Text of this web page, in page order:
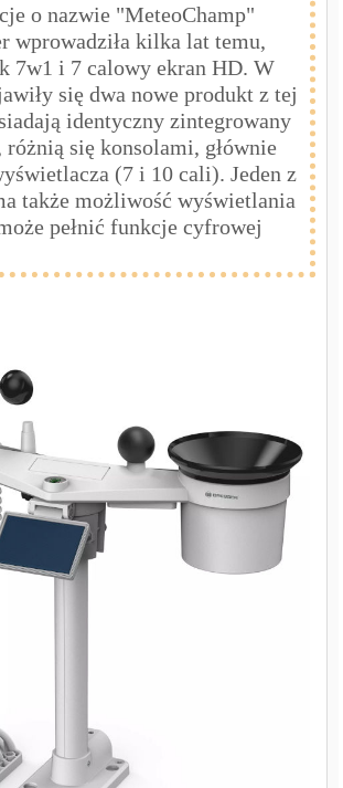
o nazwie "MeteoChamp"
wprowadziła kilka lat temu,
7w1 i 7 calowy ekran HD. W
się dwa nowe produkt z tej
identyczny zintegrowany
się konsolami, głównie
(7 i 10 cali). Jeden z
także możliwość wyświetlania
pełnić funkcje cyfrowej